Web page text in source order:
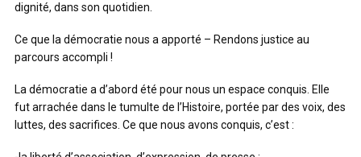
dignité, dans son quotidien.
Ce que la démocratie nous a apporté – Rendons justice au
parcours accompli !
La démocratie a d’abord été pour nous un espace conquis. Elle
fut arrachée dans le tumulte de l’Histoire, portée par des voix, des
luttes, des sacrifices. Ce que nous avons conquis, c’est :